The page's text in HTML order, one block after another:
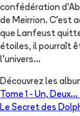
confédération
de Meirrion. C'est
que Lanfeust
étoiles, il pourraît
l'univers...
Découvrez les
Tome 1 - Un, Deux...
Le Secret des